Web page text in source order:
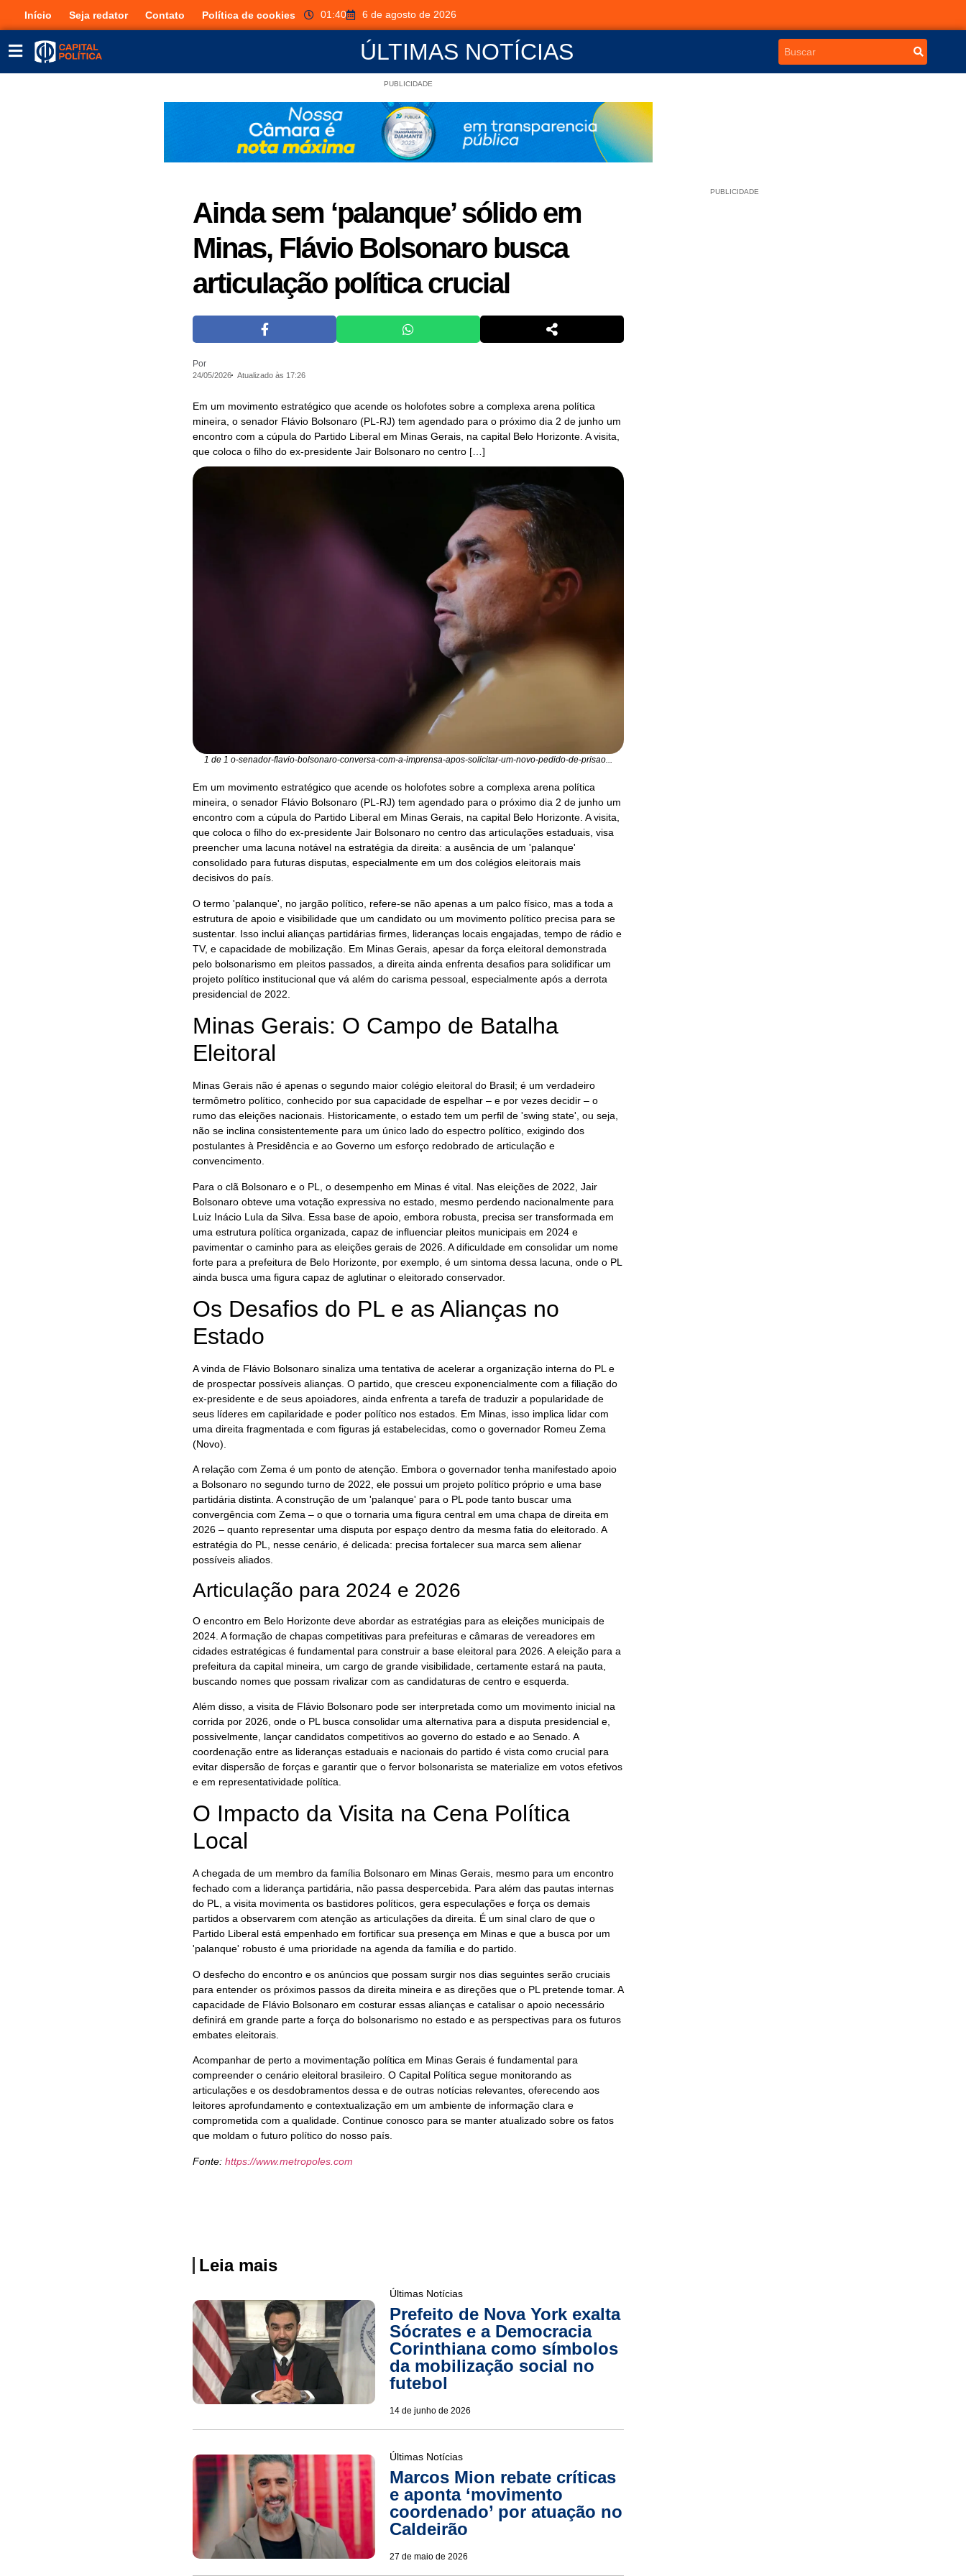
Início Seja redator Contato Política de cookies 01:40 6 de agosto de 2026
ÚLTIMAS NOTÍCIAS
PUBLICIDADE
Ainda sem ‘palanque’ sólido em
Minas, Flávio Bolsonaro busca
articulação política crucial
Por
24/05/2026 Atualizado às 17:26
Em um movimento estratégico que acende os holofotes sobre a complexa arena política
mineira, o senador Flávio Bolsonaro (PL-RJ) tem agendado para o próximo dia 2 de junho um
encontro com a cúpula do Partido Liberal em Minas Gerais, na capital Belo Horizonte. A visita,
que coloca o filho do ex-presidente Jair Bolsonaro no centro […]
1 de 1 o-senador-flavio-bolsonaro-conversa-com-a-imprensa-apos-solicitar-um-novo-pedido-de-prisao...
Em um movimento estratégico que acende os holofotes sobre a complexa arena política
mineira, o senador Flávio Bolsonaro (PL-RJ) tem agendado para o próximo dia 2 de junho um
encontro com a cúpula do Partido Liberal em Minas Gerais, na capital Belo Horizonte. A visita,
que coloca o filho do ex-presidente Jair Bolsonaro no centro das articulações estaduais, visa
preencher uma lacuna notável na estratégia da direita: a ausência de um 'palanque'
consolidado para futuras disputas, especialmente em um dos colégios eleitorais mais
decisivos do país.
O termo 'palanque', no jargão político, refere-se não apenas a um palco físico, mas a toda a
estrutura de apoio e visibilidade que um candidato ou um movimento político precisa para se
sustentar. Isso inclui alianças partidárias firmes, lideranças locais engajadas, tempo de rádio e
TV, e capacidade de mobilização. Em Minas Gerais, apesar da força eleitoral demonstrada
pelo bolsonarismo em pleitos passados, a direita ainda enfrenta desafios para solidificar um
projeto político institucional que vá além do carisma pessoal, especialmente após a derrota
presidencial de 2022.
Minas Gerais: O Campo de Batalha
Eleitoral
Minas Gerais não é apenas o segundo maior colégio eleitoral do Brasil; é um verdadeiro
termômetro político, conhecido por sua capacidade de espelhar – e por vezes decidir – o
rumo das eleições nacionais. Historicamente, o estado tem um perfil de 'swing state', ou seja,
não se inclina consistentemente para um único lado do espectro político, exigindo dos
postulantes à Presidência e ao Governo um esforço redobrado de articulação e
convencimento.
Para o clã Bolsonaro e o PL, o desempenho em Minas é vital. Nas eleições de 2022, Jair
Bolsonaro obteve uma votação expressiva no estado, mesmo perdendo nacionalmente para
Luiz Inácio Lula da Silva. Essa base de apoio, embora robusta, precisa ser transformada em
uma estrutura política organizada, capaz de influenciar pleitos municipais em 2024 e
pavimentar o caminho para as eleições gerais de 2026. A dificuldade em consolidar um nome
forte para a prefeitura de Belo Horizonte, por exemplo, é um sintoma dessa lacuna, onde o PL
ainda busca uma figura capaz de aglutinar o eleitorado conservador.
Os Desafios do PL e as Alianças no
Estado
A vinda de Flávio Bolsonaro sinaliza uma tentativa de acelerar a organização interna do PL e
de prospectar possíveis alianças. O partido, que cresceu exponencialmente com a filiação do
ex-presidente e de seus apoiadores, ainda enfrenta a tarefa de traduzir a popularidade de
seus líderes em capilaridade e poder político nos estados. Em Minas, isso implica lidar com
uma direita fragmentada e com figuras já estabelecidas, como o governador Romeu Zema
(Novo).
A relação com Zema é um ponto de atenção. Embora o governador tenha manifestado apoio
a Bolsonaro no segundo turno de 2022, ele possui um projeto político próprio e uma base
partidária distinta. A construção de um 'palanque' para o PL pode tanto buscar uma
convergência com Zema – o que o tornaria uma figura central em uma chapa de direita em
2026 – quanto representar uma disputa por espaço dentro da mesma fatia do eleitorado. A
estratégia do PL, nesse cenário, é delicada: precisa fortalecer sua marca sem alienar
possíveis aliados.
Articulação para 2024 e 2026
O encontro em Belo Horizonte deve abordar as estratégias para as eleições municipais de
2024. A formação de chapas competitivas para prefeituras e câmaras de vereadores em
cidades estratégicas é fundamental para construir a base eleitoral para 2026. A eleição para a
prefeitura da capital mineira, um cargo de grande visibilidade, certamente estará na pauta,
buscando nomes que possam rivalizar com as candidaturas de centro e esquerda.
Além disso, a visita de Flávio Bolsonaro pode ser interpretada como um movimento inicial na
corrida por 2026, onde o PL busca consolidar uma alternativa para a disputa presidencial e,
possivelmente, lançar candidatos competitivos ao governo do estado e ao Senado. A
coordenação entre as lideranças estaduais e nacionais do partido é vista como crucial para
evitar dispersão de forças e garantir que o fervor bolsonarista se materialize em votos efetivos
e em representatividade política.
O Impacto da Visita na Cena Política
Local
A chegada de um membro da família Bolsonaro em Minas Gerais, mesmo para um encontro
fechado com a liderança partidária, não passa despercebida. Para além das pautas internas
do PL, a visita movimenta os bastidores políticos, gera especulações e força os demais
partidos a observarem com atenção as articulações da direita. É um sinal claro de que o
Partido Liberal está empenhado em fortificar sua presença em Minas e que a busca por um
'palanque' robusto é uma prioridade na agenda da família e do partido.
O desfecho do encontro e os anúncios que possam surgir nos dias seguintes serão cruciais
para entender os próximos passos da direita mineira e as direções que o PL pretende tomar. A
capacidade de Flávio Bolsonaro em costurar essas alianças e catalisar o apoio necessário
definirá em grande parte a força do bolsonarismo no estado e as perspectivas para os futuros
embates eleitorais.
Acompanhar de perto a movimentação política em Minas Gerais é fundamental para
compreender o cenário eleitoral brasileiro. O Capital Política segue monitorando as
articulações e os desdobramentos dessa e de outras notícias relevantes, oferecendo aos
leitores aprofundamento e contextualização em um ambiente de informação clara e
comprometida com a qualidade. Continue conosco para se manter atualizado sobre os fatos
que moldam o futuro político do nosso país.
Fonte: https://www.metropoles.com
Leia mais
Últimas Notícias
Prefeito de Nova York exalta
Sócrates e a Democracia
Corinthiana como símbolos
da mobilização social no
futebol
14 de junho de 2026
Últimas Notícias
Marcos Mion rebate críticas
e aponta ‘movimento
coordenado’ por atuação no
Caldeirão
27 de maio de 2026
PUBLICIDADE